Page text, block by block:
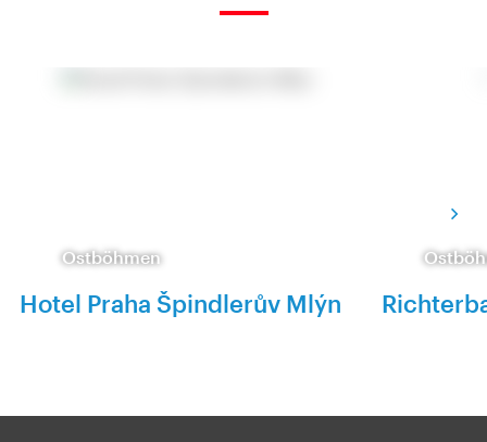
Ostböhmen
Hotel Praha Špindlerův Mlýn